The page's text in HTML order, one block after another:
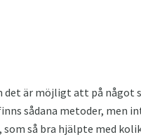
det är möjligt att på något
sådana metoder, men
så bra hjälpte med